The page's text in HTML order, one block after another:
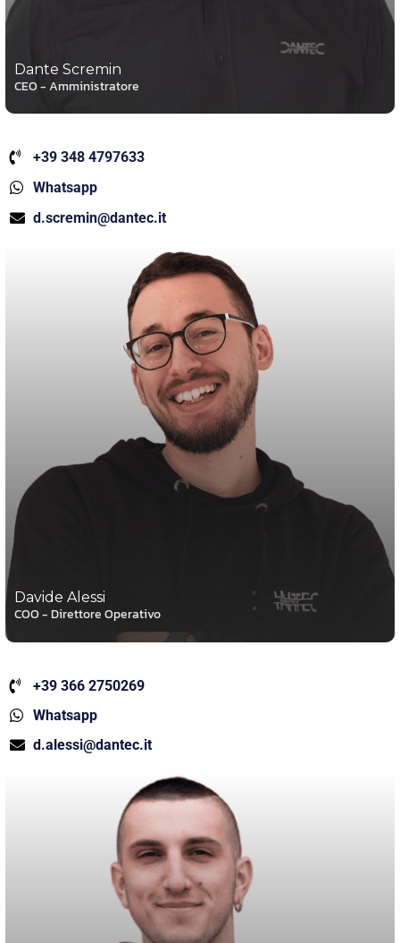
Dante Scremin
CEO - Amministratore
+39 348 4797633
Whatsapp
d.scremin@dantec.it
Davide Alessi
COO - Direttore Operativo
+39 366 2750269
Whatsapp
d.alessi@dantec.it